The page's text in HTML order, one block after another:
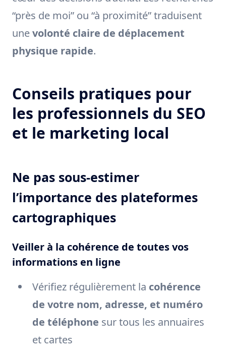
“près de moi” ou “à proximité” traduisent
unevolonté claire de déplacement
physique rapide.
Conseils pratiques pour
les professionnels du SEO
et le marketing local
Ne pas sous-estimer
l’importance des plateformes
cartographiques
Veiller à la cohérence de toutes vos
informations en ligne
Vérifiez régulièrement la cohérence
de votre nom, adresse, et numéro
de téléphone sur tous les annuaires
et cartes